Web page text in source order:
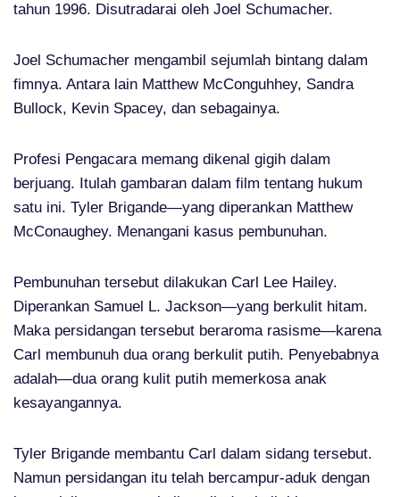
tahun 1996. Disutradarai oleh Joel Schumacher.
Joel Schumacher mengambil sejumlah bintang dalam
fimnya. Antara lain Matthew McConguhhey, Sandra
Bullock, Kevin Spacey, dan sebagainya.
Profesi Pengacara memang dikenal gigih dalam
berjuang. Itulah gambaran dalam film tentang hukum
satu ini. Tyler Brigande—yang diperankan Matthew
McConaughey. Menangani kasus pembunuhan.
Pembunuhan tersebut dilakukan Carl Lee Hailey.
Diperankan Samuel L. Jackson—yang berkulit hitam.
Maka persidangan tersebut beraroma rasisme—karena
Carl membunuh dua orang berkulit putih. Penyebabnya
adalah—dua orang kulit putih memerkosa anak
kesayangannya.
Tyler Brigande membantu Carl dalam sidang tersebut.
Namun persidangan itu telah bercampur-aduk dengan